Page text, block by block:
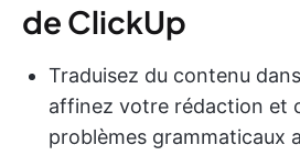
de ClickUp
Traduisez du contenu
affinez votre rédaction et
problèmes grammaticaux